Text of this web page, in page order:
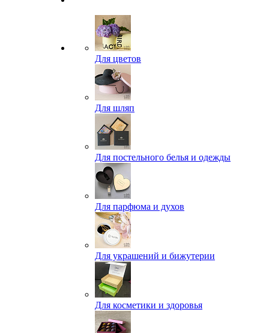
Для цветов
Для шляп
Для постельного белья и одежды
Для парфюма и духов
Для украшений и бижутерии
Для косметики и здоровья